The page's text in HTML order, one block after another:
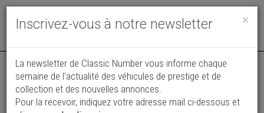
Toggle
Annonce actualisée le 05/08/2026 ( il y a 4 jours )
Porsche 997 Carrera 4 S
×
Inscrivez-vous à notre newsletter
La newsletter de Classic Number vous informe chaque
semaine de l’actualité des véhicules de prestige et de
collection et des nouvelles annonces.
Pour la recevoir, indiquez votre adresse mail ci-dessous et